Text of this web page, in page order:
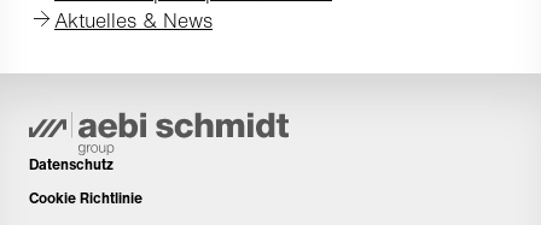
Aktuelles & News
Datenschutz
Cookie Richtlinie